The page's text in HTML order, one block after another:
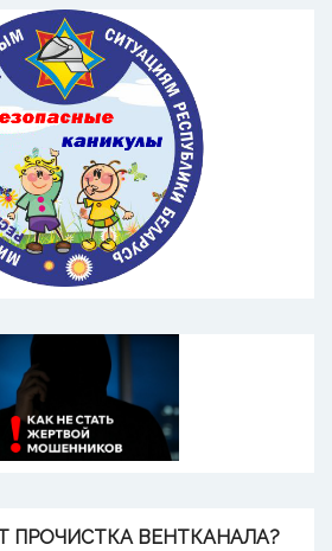
ПРОЧИСТКА ВЕНТКАНАЛА?